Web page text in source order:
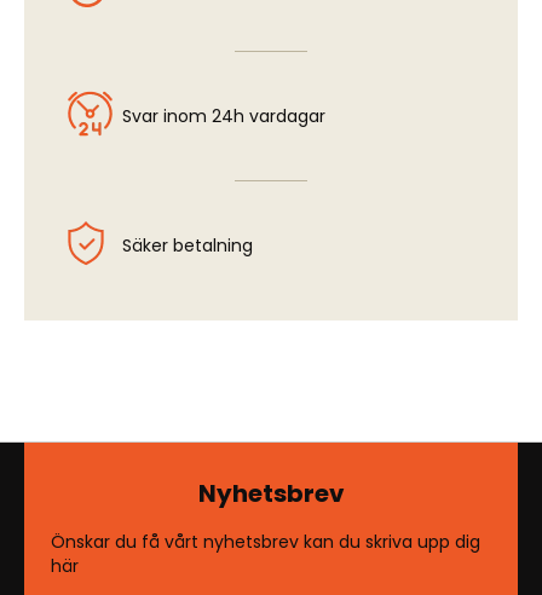
Svar inom 24h vardagar
Säker betalning
Nyhetsbrev
Önskar du få vårt nyhetsbrev kan du skriva upp dig
här